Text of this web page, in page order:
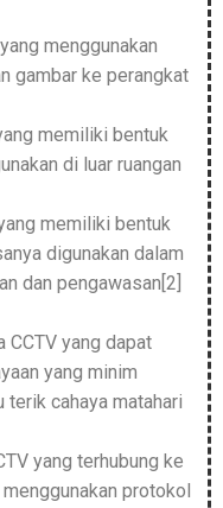
menggunakan
gambar ke perangkat
memiliki bentuk
di luar ruangan
memiliki bentuk
digunakan dalam
dan pengawasan[2]
CCTV yang dapat
yang minim
terik cahaya matahari
yang terhubung ke
protokol